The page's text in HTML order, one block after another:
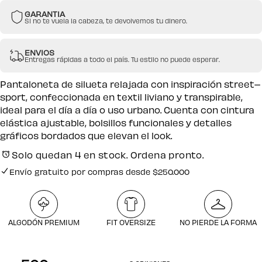
GARANTIA
Si no te vuela la cabeza, te devolvemos tu dinero.
ENVIOS
Entregas rápidas a todo el país. Tu estilo no puede esperar.
Pantaloneta de silueta relajada con inspiración street–
sport, confeccionada en textil liviano y transpirable,
ideal para el día a día o uso urbano. Cuenta con cintura
elástica ajustable, bolsillos funcionales y detalles
gráficos bordados que elevan el look.
Solo quedan 4 en stock. Ordena pronto.
Pago seguro
Envío gratuito por compras desde $250.000
ALGODÓN PREMIUM FIT OVERSIZE NO PIERDE LA FORMA